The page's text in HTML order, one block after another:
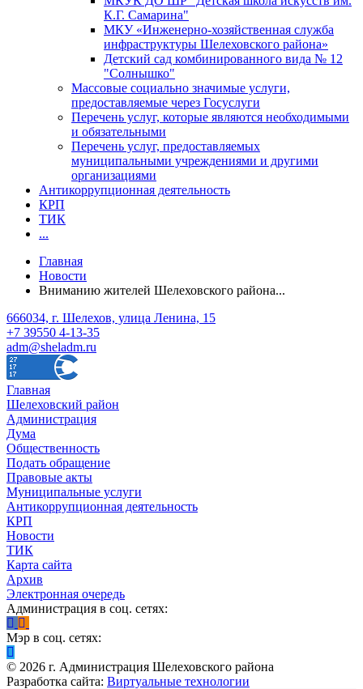
К.Г. Самарина"
МКУ «Инженерно-хозяйственная служба
инфраструктуры Шелеховского района»
Детский сад комбинированного вида № 12
"Солнышко"
Массовые социально значимые услуги,
предоставляемые через Госуслуги
Перечень услуг, которые являются необходимыми
и обязательными
Перечень услуг, предоставляемых
муниципальными учреждениями и другими
организациями
Антикоррупционная деятельность
КРП
ТИК
...
Главная
Новости
Вниманию жителей Шелеховского района...
666034, г. Шелехов, улица Ленина, 15
+7 39550 4-13-35
adm@sheladm.ru
Главная
Шелеховский район
Администрация
Дума
Общественность
Подать обращение
Правовые акты
Муниципальные услуги
Антикоррупционная деятельность
КРП
Новости
ТИК
Карта сайта
Архив
Электронная очередь
Администрация в соц. сетях:
Мэр в соц. сетях:
© 2026 г. Администрация Шелеховского района
Разработка сайта: Виртуальные технологии